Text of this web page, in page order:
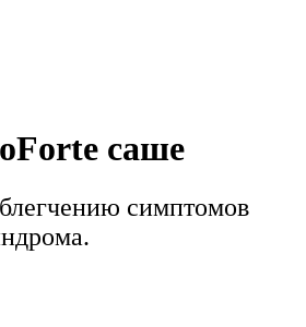
саше
симптомов